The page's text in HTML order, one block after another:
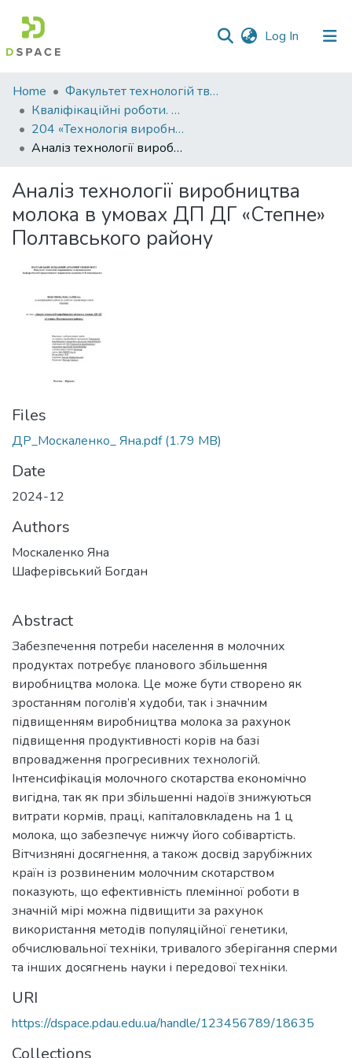
Log In (current)
Communities
&
Collections
Statistics
Home
Факультет технологій тваринництва та продовольства
Кваліфікаційні роботи. Факультет технологій тваринництва та продовольства
204 «Технологія виробництва і переробки продукції тваринництва» - Бакалаври 2023-2024
Аналіз технології виробництва молока в умовах ДП ДГ «Степне» Полтавського району
Аналіз технології виробництва
молока в умовах ДП ДГ «Степне»
Полтавського району
Files
ДР_Москаленко_ Яна.pdf(1.79 MB)
Date
2024-12
Authors
Москаленко Яна
Шаферівський Богдан
Abstract
Забезпечення потреби населення в молочних
продуктах потребує планового збільшення
виробництва молока. Це може бути створено як
зростанням поголів’я худоби, так і значним
підвищенням виробництва молока за рахунок
підвищення продуктивності корів на базі
впровадження прогресивних технологій.
Інтенсифікація молочного скотарства економічно
вигідна, так як при збільшенні надоїв знижуються
витрати кормів, праці, капіталовкладень на 1 ц
молока, що забезпечує нижчу його собівартість.
Вітчизняні досягнення, а також досвід зарубіжних
країн із розвиненим молочним скотарством
показують, що ефективність племінної роботи в
значній мірі можна підвищити за рахунок
використання методів популяційної генетики,
обчислювальної техніки, тривалого зберігання сперми
та інших досягнень науки і передової техніки.
URI
https://dspace.pdau.edu.ua/handle/123456789/18635
Collections